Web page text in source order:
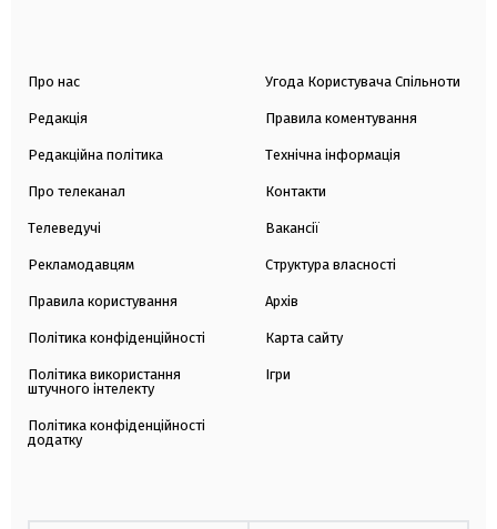
Про нас
Редакція
Редакційна політика
Про телеканал
Телеведучі
Рекламодавцям
Правила користування
Політика конфіденційності
Політика використання
штучного інтелекту
Політика конфіденційності
додатку
Угода Користувача Спільноти
Правила коментування
Технічна інформація
Контакти
Вакансії
Структура власності
Архів
Карта сайту
Ігри